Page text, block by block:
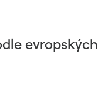
evropských